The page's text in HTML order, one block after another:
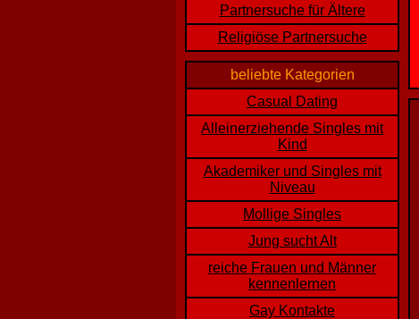
Partnersuche für Ältere
Religiöse Partnersuche
beliebte Kategorien
Casual Dating
Alleinerziehende Singles mit
Kind
Akademiker und Singles mit
Niveau
Mollige Singles
Jung sucht Alt
reiche Frauen und Männer
kennenlernen
Gay Kontakte